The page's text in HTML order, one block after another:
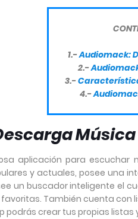
1.-Audiomack:
2.-
3.-
4.-
Música
aplicación para
y actuales, posee una
un buscador inteligente el
También cuenta
podrás crear tus propias